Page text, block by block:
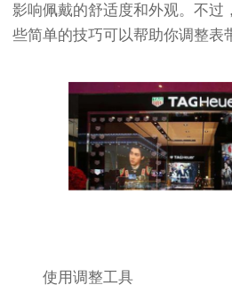
影响佩戴的舒适度和外观。不过
些简单的技巧可以帮助你调整表
使用调整工具